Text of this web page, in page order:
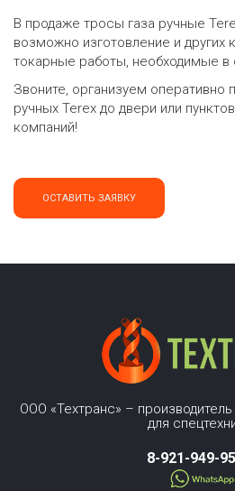
В продаже тросы газа ручные
возможно изготовление и других
токарные работы, необходимые в
Звоните, организуем оперативно
ручных Terex до двери или
компаний!
ОСТАВИТЬ ЗАЯВКУ
ООО «Техтранс» –
для
8-921-949-